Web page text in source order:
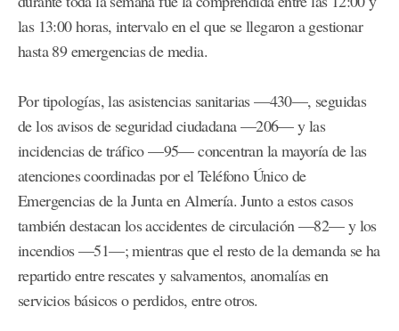
las 13:00 horas, intervalo en el que se llegaron a gestionar
hasta 89 emergencias de media.
Por tipologías, las asistencias sanitarias —430—, seguidas
de los avisos de seguridad ciudadana —206— y las
incidencias de tráfico —95— concentran la mayoría de las
atenciones coordinadas por el Teléfono Único de
Emergencias de la Junta en Almería. Junto a estos casos
también destacan los accidentes de circulación —82— y los
incendios —51—; mientras que el resto de la demanda se ha
repartido entre rescates y salvamentos, anomalías en
servicios básicos o perdidos, entre otros.